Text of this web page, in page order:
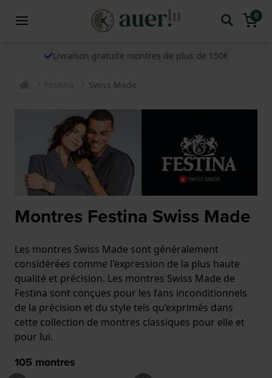
0
Livraison gratuite montres de plus de 150€
Festina Swiss Made
Montres Festina Swiss Made
Les montres Swiss Made sont généralement
considérées comme l'expression de la plus haute
qualité et précision. Les montres Swiss Made de
Festina sont conçues pour les fans inconditionnels
de la précision et du style tels qu’exprimés dans
cette collection de montres classiques pour elle et
pour lui.
105 montres